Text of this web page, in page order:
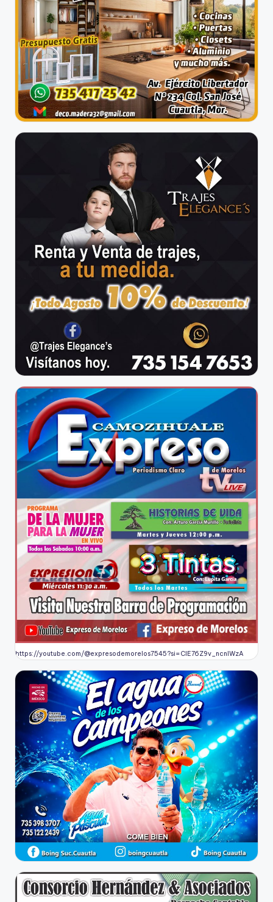
https://youtube.com/@expresodemorelos7545?si=CIE76Z9v_ncnlWzA